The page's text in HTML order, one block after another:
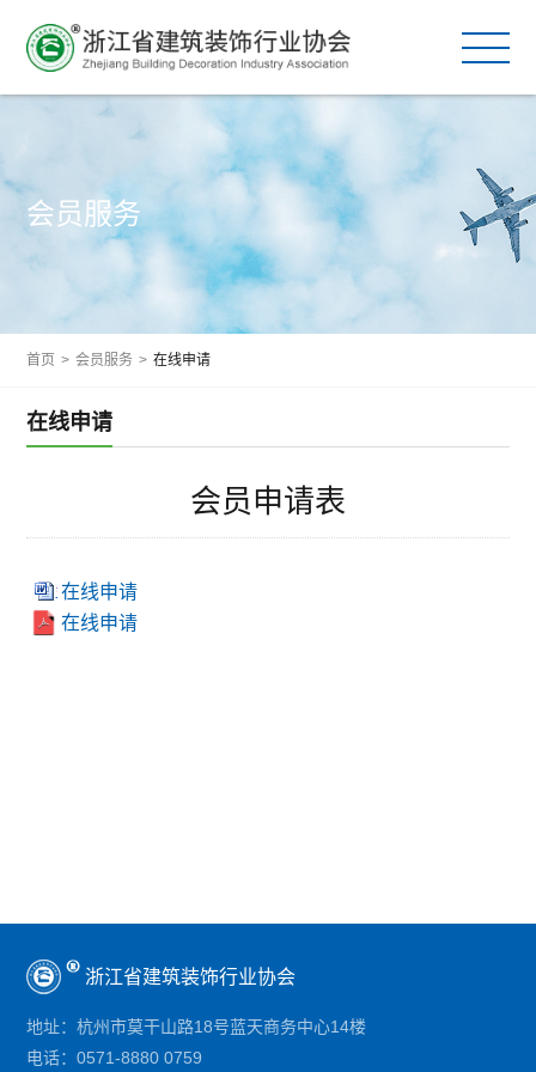
会员服务
首页 > 会员服务 > 在线申请
在线申请
会员申请表
在线申请
在线申请
浙江省建筑装饰行业协会
地址：杭州市莫干山路18号蓝天商务中心14楼
电话：0571-8880 0759